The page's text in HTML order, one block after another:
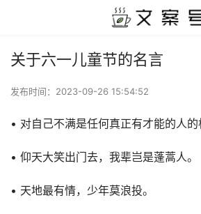
关于六一儿童节的名言
发布时间： 2023-09-26 15:54:52
• 对自己不满是任何真正有才能的人的
• 仰天大笑出门去，我辈岂是蓬蒿人。
• 天地最有情，少年莫浪投。